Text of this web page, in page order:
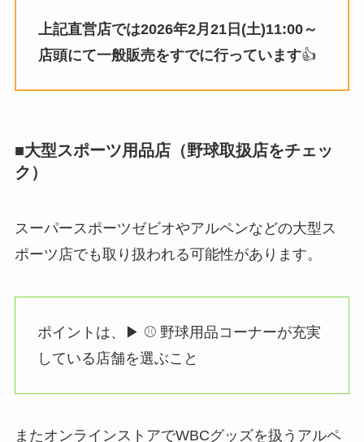
上記直営店では2026年2月21日(土)11:00～
店頭にて一般販売をすでに行っています👍
■大型スポーツ用品店（野球取扱店をチェッ
ク）
スーパースポーツゼビオやアルペンなどの大型ス
ポーツ店でも取り扱われる可能性があります。
ポイントは、▶ ⚾ 野球用品コーナーが充実
している店舗を選ぶこと
またオンラインストアでWBCグッズを扱うアルペ